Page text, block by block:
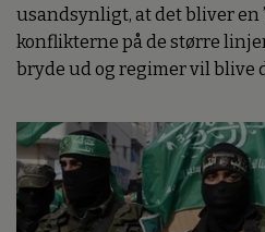
usandsynligt, at det bliver en
konflikterne på de større
bryde ud og regimer vil blive